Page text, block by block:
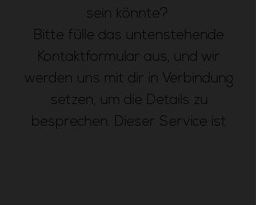
sein könnte?
Bitte fülle das untenstehende
Kontaktformular aus, und wir
werden uns mit dir in Verbindung
setzen, um die Details zu
besprechen. Dieser Service ist